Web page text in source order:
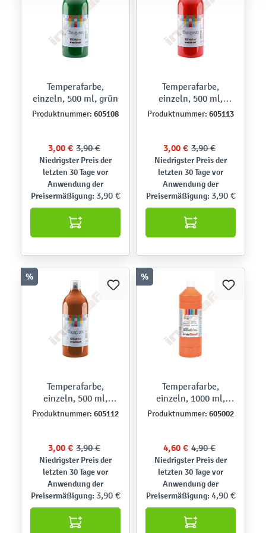
Temperafarbe,
einzeln, 500 ml, grün
Produktnummer: 605108
3,00 € 3,90 €
Niedrigster Preis der
letzten 30 Tage vor
Anwendung der
Preisermäßigung: 3,90 €
Temperafarbe,
einzeln, 500 ml,
hellrot
Produktnummer: 605113
3,00 € 3,90 €
Niedrigster Preis der
letzten 30 Tage vor
Anwendung der
Preisermäßigung: 3,90 €
%
Temperafarbe,
einzeln, 500 ml,
hellbraun
Produktnummer: 605112
3,00 € 3,90 €
Niedrigster Preis der
letzten 30 Tage vor
Anwendung der
Preisermäßigung: 3,90 €
%
Temperafarbe,
einzeln, 1000 ml,
orange
Produktnummer: 605002
4,60 € 4,90 €
Niedrigster Preis der
letzten 30 Tage vor
Anwendung der
Preisermäßigung: 4,90 €